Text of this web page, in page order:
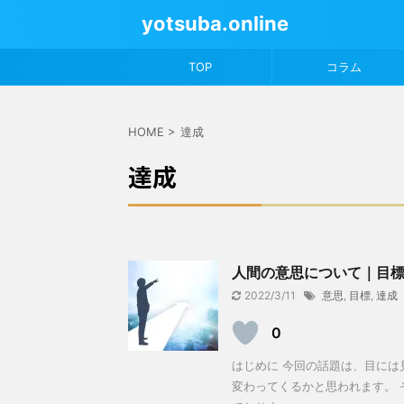
yotsuba.online
TOP コラム
HOME > 達成
達成
人間の意思について｜目
2022/3/11 意思, 目標, 達成
0
はじめに 今回の話題は、目に
変わってくるかと思われます。